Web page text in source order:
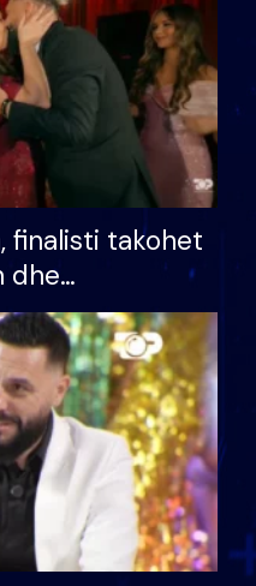
finalisti takohet
dhe
ndonjë letër